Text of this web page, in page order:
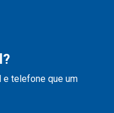
e telefone que um